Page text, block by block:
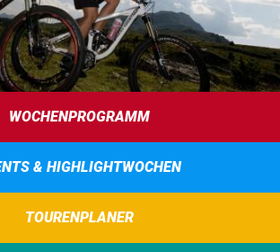
WOCHENPROGRAMM
& HIGHLIGHTWOCHEN
TOURENPLANER